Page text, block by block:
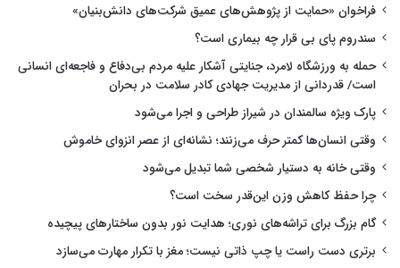
فراخوان «حمایت از پژوهش‌های عمیق شرکت‌های دانش‌بنیان»
سندروم پای بی قرار چه بیماری است؟
حمله به ورزشگاه لامرد، جنایتی آشکار علیه مردم بی‌دفاع و فاجعه‌ای انسانی
است/ قدردانی از مدیریت جهادی کادر سلامت در بحران
پارک ویژه سالمندان در شیراز طراحی و اجرا می‌شود
وقتی انسان‌ها کمتر حرف می‌زنند؛ نشانه‌ای از عصر انزوای خاموش
وقتی خانه به دستیار شخصی شما تبدیل می‌شود
چرا حفظ کاهش وزن این‌قدر سخت است؟
گام بزرگ برای تراشه‌های نوری؛ هدایت نور بدون ساختارهای پیچیده
برتری دست راست یا چپ ذاتی نیست؛ مغز با تکرار مهارت می‌سازد